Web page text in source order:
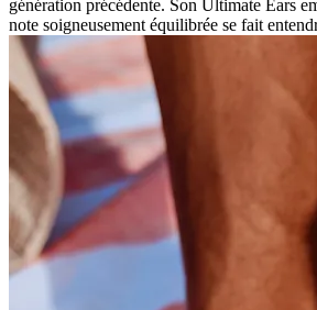
génération précédente. Son Ultimate Ears
note soigneusement équilibrée se fait